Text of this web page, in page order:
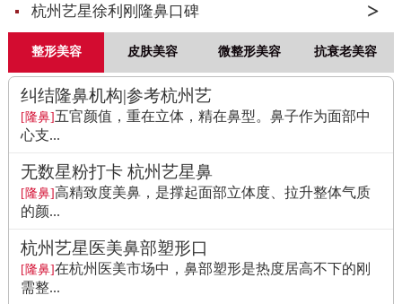
杭州艺星徐利刚隆鼻口碑
整形美容 皮肤美容 微整形美容 抗衰老美容
纠结隆鼻机构|参考杭州艺
[隆鼻]五官颜值，重在立体，精在鼻型。鼻子作为面部中
心支...
无数星粉打卡 杭州艺星鼻
[隆鼻]高精致度美鼻，是撑起面部立体度、拉升整体气质
的颜...
杭州艺星医美鼻部塑形口
[隆鼻]在杭州医美市场中，鼻部塑形是热度居高不下的刚
需整...